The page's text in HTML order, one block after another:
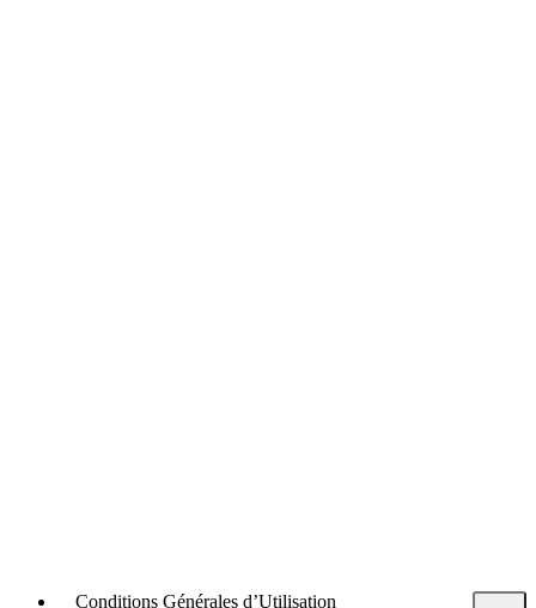
Conditions Générales d’Utilisation